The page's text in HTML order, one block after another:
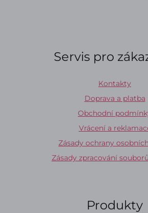
Servis pro
Kontakty
Doprava a platba
Obchodní
Vrácení a
Zásady ochrany
Zásady zpracování
Produkty